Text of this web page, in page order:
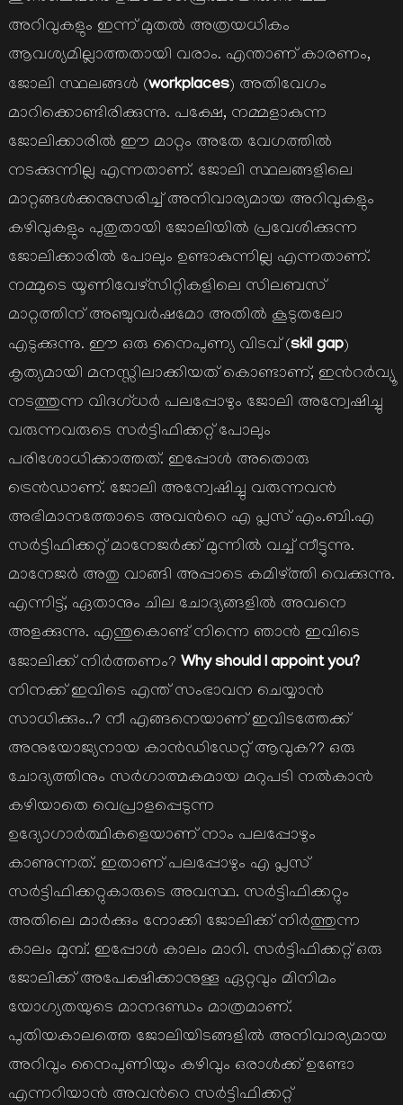
അറിവുകളും ഇന്ന് മുതല്‍ അത്രയധികം
ആവശ്യമില്ലാത്തതായി വരാം. എന്താണ് കാരണം,
ജോലി സ്ഥലങ്ങള്‍ (workplaces) അതിവേഗം
മാറിക്കൊണ്ടിരിക്കുന്നു. പക്ഷേ, നമ്മളാകുന്ന
ജോലിക്കാരില്‍ ഈ മാറ്റം അതേ വേഗത്തില്‍
നടക്കുന്നില്ല എന്നതാണ്. ജോലി സ്ഥലങ്ങളിലെ
മാറ്റങ്ങള്‍ക്കനുസരിച്ച് അനിവാര്യമായ അറിവുകളും
കഴിവുകളും പുതുതായി ജോലിയില്‍ പ്രവേശിക്കുന്ന
ജോലിക്കാരില്‍ പോലും ഉണ്ടാകുന്നില്ല എന്നതാണ്.
നമ്മുടെ യൂണിവേഴ്സിറ്റികളിലെ സിലബസ്
മാറ്റത്തിന് അഞ്ചുവര്‍ഷമോ അതില്‍ കൂടുതലോ
എടുക്കുന്നു. ഈ ഒരു നൈപുണ്യ വിടവ് (skil gap)
കൃത്യമായി മനസ്സിലാക്കിയത് കൊണ്ടാണ്, ഇന്‍റര്‍വ്യൂ
നടത്തുന്ന വിദഗ്ധര്‍ പലപ്പോഴും ജോലി അന്വേഷിച്ചു
വരുന്നവരുടെ സര്‍ട്ടിഫിക്കറ്റ് പോലും
പരിശോധിക്കാത്തത്. ഇപ്പോള്‍ അതൊരു
ട്രെന്‍ഡാണ്. ജോലി അന്വേഷിച്ചു വരുന്നവന്‍
അഭിമാനത്തോടെ അവന്‍റെ എ പ്ലസ് എം.ബി.എ
സര്‍ട്ടിഫിക്കറ്റ് മാനേജര്‍ക്ക് മുന്നില്‍ വച്ച് നീട്ടുന്നു.
മാനേജര്‍ അതു വാങ്ങി അപ്പാടെ കമിഴ്ത്തി വെക്കുന്നു.
എന്നിട്ട്, ഏതാനും ചില ചോദ്യങ്ങളില്‍ അവനെ
അളക്കുന്നു. എന്തുകൊണ്ട് നിന്നെ ഞാന്‍ ഇവിടെ
ജോലിക്ക് നിര്‍ത്തണം? Why should I appoint you?
നിനക്ക് ഇവിടെ എന്ത് സംഭാവന ചെയ്യാന്‍
സാധിക്കും..? നീ എങ്ങനെയാണ് ഇവിടത്തേക്ക്
അനുയോജ്യനായ കാന്‍ഡിഡേറ്റ് ആവുക?? ഒരു
ചോദ്യത്തിനും സര്‍ഗാത്മകമായ മറുപടി നല്‍കാന്‍
കഴിയാതെ വെപ്രാളപ്പെടുന്ന
ഉദ്യോഗാര്‍ത്ഥികളെയാണ് നാം പലപ്പോഴും
കാണുന്നത്. ഇതാണ് പലപ്പോഴും എ പ്ലസ്
സര്‍ട്ടിഫിക്കറ്റുകാരുടെ അവസ്ഥ. സര്‍ട്ടിഫിക്കറ്റും
അതിലെ മാര്‍ക്കും നോക്കി ജോലിക്ക് നിര്‍ത്തുന്ന
കാലം മുമ്പ്. ഇപ്പോള്‍ കാലം മാറി. സര്‍ട്ടിഫിക്കറ്റ് ഒരു
ജോലിക്ക് അപേക്ഷിക്കാനുള്ള ഏറ്റവും മിനിമം
യോഗ്യതയുടെ മാനദണ്ഡം മാത്രമാണ്.
പുതിയകാലത്തെ ജോലിയിടങ്ങളില്‍ അനിവാര്യമായ
അറിവും നൈപുണിയും കഴിവും ഒരാള്‍ക്ക് ഉണ്ടോ
എന്നറിയാന്‍ അവന്‍റെ സര്‍ട്ടിഫിക്കറ്റ്